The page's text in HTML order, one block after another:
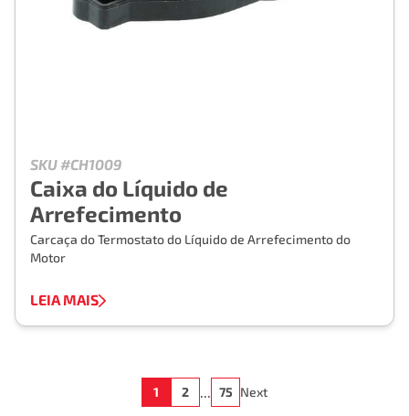
SKU #CH1009
Caixa do Líquido de
Arrefecimento
Carcaça do Termostato do Líquido de Arrefecimento do
Motor
LEIA MAIS
1 2 ... 75 Next